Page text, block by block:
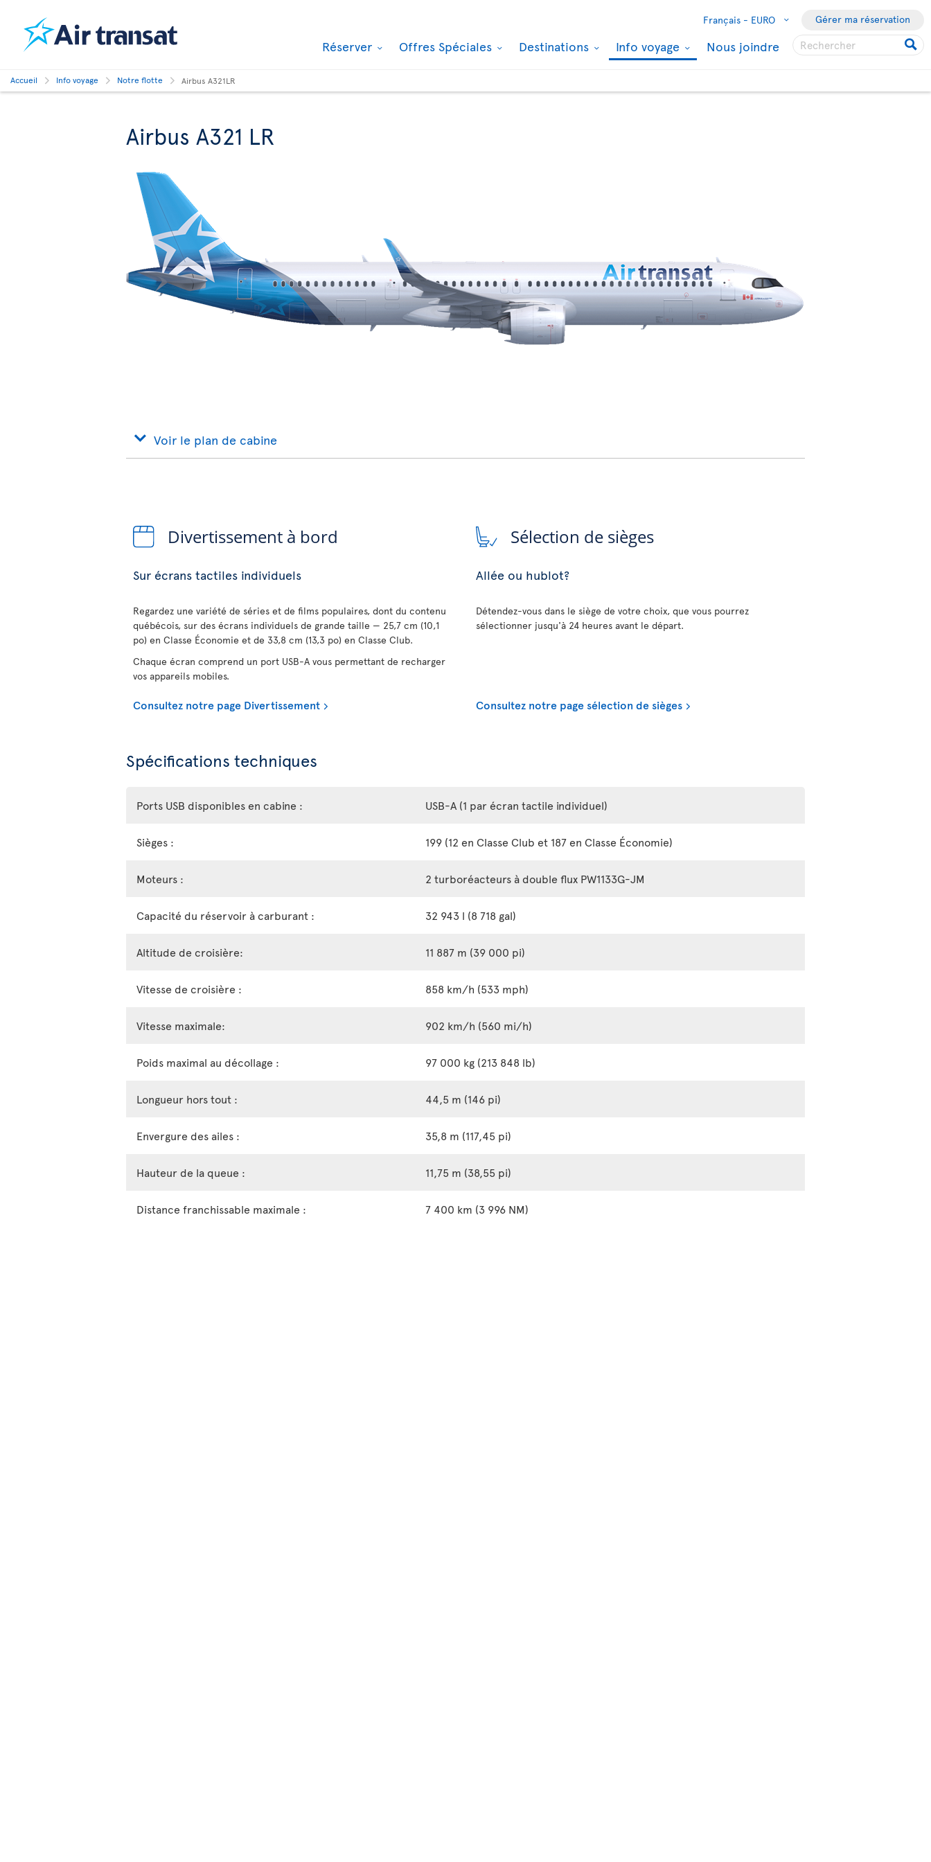
Français - EURO Gérer ma réservation
Réserver Offres Spéciales Destinations Info voyage Nous joindre
Accueil Info voyage Notre flotte Airbus A321LR
Airbus A321 LR
Voir le plan de cabine
Divertissement à bord
Sur écrans tactiles individuels
Regardez une variété de séries et de films populaires, dont du contenu
québécois, sur des écrans individuels de grande taille — 25,7 cm (10,1
po) en Classe Économie et de 33,8 cm (13,3 po) en Classe Club.
Chaque écran comprend un port USB-A vous permettant de recharger
vos appareils mobiles.
Consultez notre page Divertissement
Sélection de sièges
Allée ou hublot?
Détendez-vous dans le siège de votre choix, que vous pourrez
sélectionner jusqu'à 24 heures avant le départ.
Consultez notre page sélection de sièges
Spécifications techniques
Ports USB disponibles en cabine : USB-A (1 par écran tactile individuel)
Sièges : 199 (12 en Classe Club et 187 en Classe Économie)
Moteurs : 2 turboréacteurs à double flux PW1133G-JM
Capacité du réservoir à carburant : 32 943 l (8 718 gal)
Altitude de croisière: 11 887 m (39 000 pi)
Vitesse de croisière : 858 km/h (533 mph)
Vitesse maximale: 902 km/h (560 mi/h)
Poids maximal au décollage : 97 000 kg (213 848 lb)
Longueur hors tout : 44,5 m (146 pi)
Envergure des ailes : 35,8 m (117,45 pi)
Hauteur de la queue : 11,75 m (38,55 pi)
Distance franchissable maximale : 7 400 km (3 996 NM)